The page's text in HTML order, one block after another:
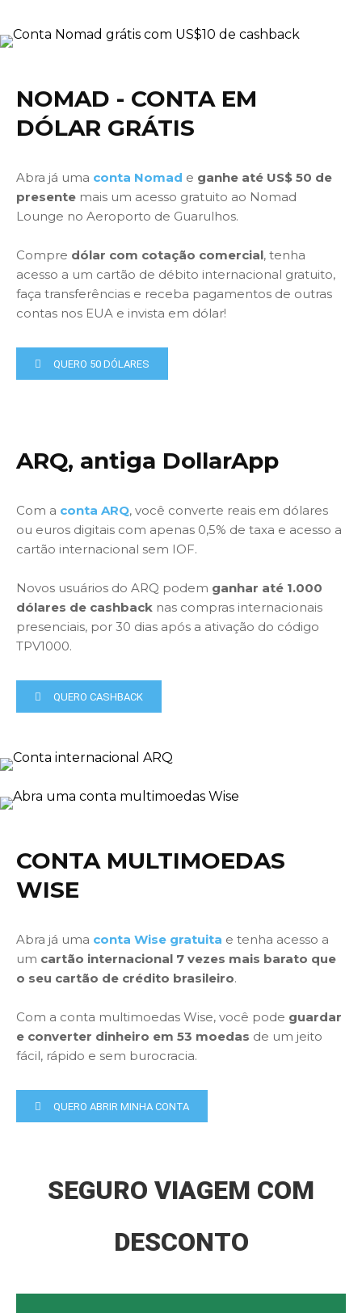
NOMAD - CONTA EM
DÓLAR GRÁTIS
Abra já uma conta Nomad e ganhe até US$ 50 de
presente mais um acesso gratuito ao Nomad
Lounge no Aeroporto de Guarulhos.
Compre dólar com cotação comercial, tenha
acesso a um cartão de débito internacional gratuito,
faça transferências e receba pagamentos de outras
contas nos EUA e invista em dólar!
QUERO 50 DÓLARES
ARQ, antiga DollarApp
Com a conta ARQ, você converte reais em dólares
ou euros digitais com apenas 0,5% de taxa e acesso a
cartão internacional sem IOF.
Novos usuários do ARQ podem ganhar até 1.000
dólares de cashback nas compras internacionais
presenciais, por 30 dias após a ativação do código
TPV1000.
QUERO CASHBACK
CONTA MULTIMOEDAS
WISE
Abra já uma conta Wise gratuita e tenha acesso a
um cartão internacional 7 vezes mais barato que
o seu cartão de crédito brasileiro.
Com a conta multimoedas Wise, você pode guardar
e converter dinheiro em 53 moedas de um jeito
fácil, rápido e sem burocracia.
QUERO ABRIR MINHA CONTA
SEGURO VIAGEM COM
DESCONTO